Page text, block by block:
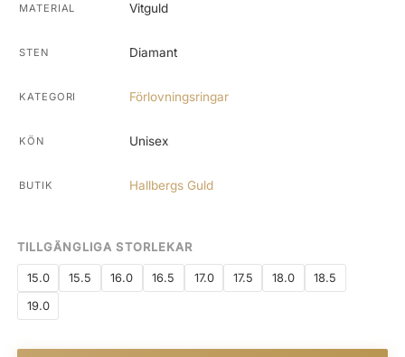
MATERIAL Vitguld
STEN Diamant
KATEGORI Förlovningsringar
KÖN Unisex
BUTIK Hallbergs Guld
TILLGÄNGLIGA STORLEKAR
15.0 15.5 16.0 16.5 17.0 17.5 18.0 18.5
19.0